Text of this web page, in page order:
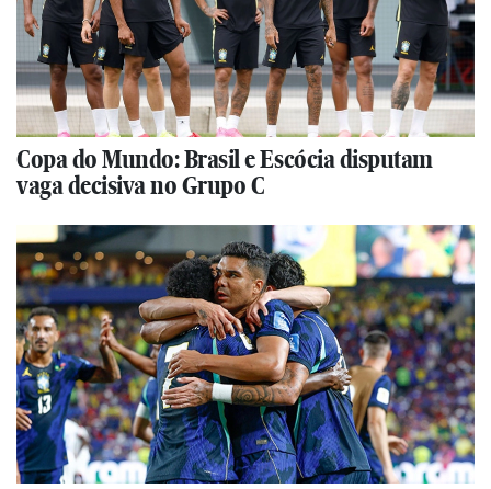
Copa do Mundo: Brasil e Escócia disputam
vaga decisiva no Grupo C